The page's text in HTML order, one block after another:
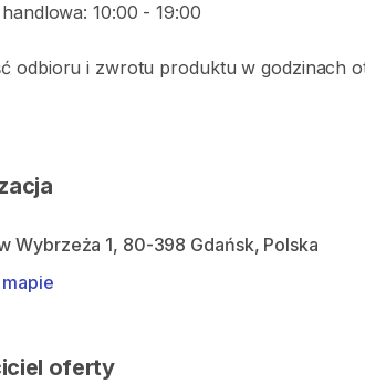
10:00 - 19:00
odbioru i zwrotu produktu w godzinach
Wybrzeża 1, 80-398 Gdańsk, Polska
oferty